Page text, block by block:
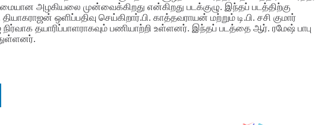
அழகியலை முன்வைக்கிறது என்கிறது படக்குழு. இந்தப் படத்திற்கு
ஒளிப்பதிவு செய்கிறார்.பி. காத்தவராயன் மற்றும் டி.பி. சசி குமார்
நிர்வாக தயாரிப்பாளராகவும் பணியாற்றி உள்ளனர். இந்தப் படத்தை ஆர். ரமேஷ் பாபு